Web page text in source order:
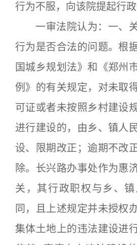
行为不服，向该院提起行政
一审法院认为：一、关
行为是否合法的问题。根
国城乡规划法》和《郑州
例》的有关规定，对未取
可证或者未按照乡村建设
进行建设的，由乡、镇人
设、限期改正；逾期不改
除。长兴路办事处作为惠
关，其行政职权与乡、
同，且上述规定并未授权
集体土地上的违法建设进